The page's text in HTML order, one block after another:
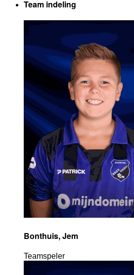
Team indeling
Bonthuis, Jem
Teamspeler